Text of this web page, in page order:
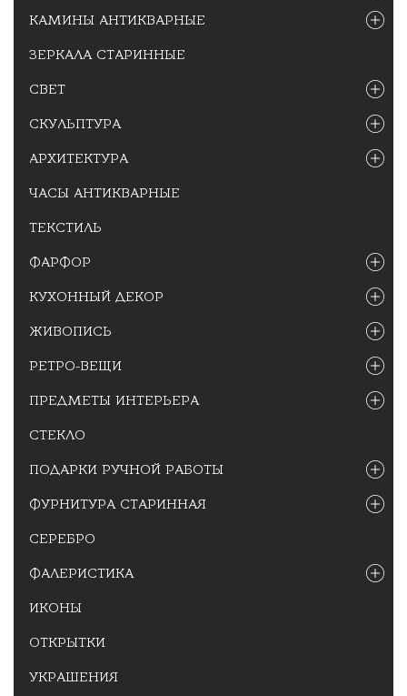
КАМИНЫ АНТИКВАРНЫЕ
ЗЕРКАЛА СТАРИННЫЕ
СВЕТ
СКУЛЬПТУРА
АРХИТЕКТУРА
ЧАСЫ АНТИКВАРНЫЕ
ТЕКСТИЛЬ
ФАРФОР
КУХОННЫЙ ДЕКОР
ЖИВОПИСЬ
РЕТРО-ВЕЩИ
ПРЕДМЕТЫ ИНТЕРЬЕРА
СТЕКЛО
ПОДАРКИ РУЧНОЙ РАБОТЫ
ФУРНИТУРА СТАРИННАЯ
СЕРЕБРО
ФАЛЕРИСТИКА
ИКОНЫ
ОТКРЫТКИ
УКРАШЕНИЯ